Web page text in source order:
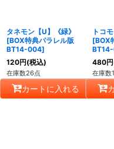
タネモン【U】《緑》
[BOX特典パラレル版
BT14-004]
120円(税込)
在庫数26点
カートに入れる
トコ
[BOX
480円
在庫数